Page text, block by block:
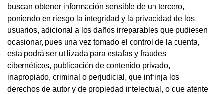
buscan obtener información sensible de un tercero,
poniendo en riesgo la integridad y la privacidad de los
usuarios, adicional a los daños irreparables que pudiesen
ocasionar, pues una vez tomado el control de la cuenta,
esta podrá ser utilizada para estafas y fraudes
cibernéticos, publicación de contenido privado,
inapropiado, criminal o perjudicial, que infrinja los
derechos de autor y de propiedad intelectual, o que atente